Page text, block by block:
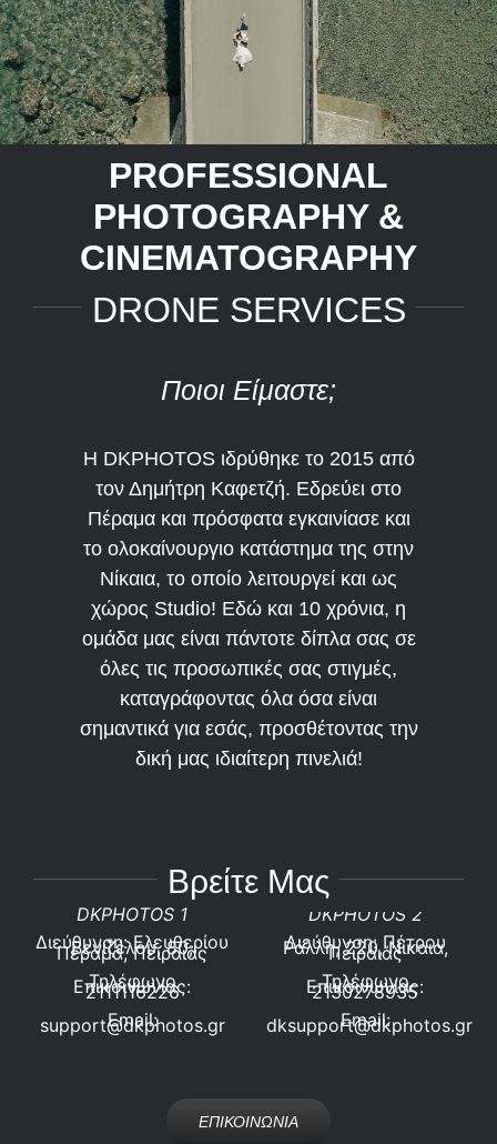
PROFESSIONAL
PHOTOGRAPHY &
CINEMATOGRAPHY
DRONE SERVICES
Ποιοι Είμαστε;
Η DKPHOTOS ιδρύθηκε το 2015 από
τον Δημήτρη Καφετζή. Εδρεύει στο
Πέραμα και πρόσφατα εγκαινίασε και
το ολοκαίνουργιο κατάστημα της στην
Νίκαια, το οποίο λειτουργεί και ως
χώρος Studio! Εδώ και 10 χρόνια, η
ομάδα μας είναι πάντοτε δίπλα σας σε
όλες τις προσωπικές σας στιγμές,
καταγράφοντας όλα όσα είναι
σημαντικά για εσάς, προσθέτοντας την
δική μας ιδιαίτερη πινελιά!
Βρείτε Μας
DKPHOTOS 1
Διεύθυνση: Ελευθερίου
Βενιζέλου, 80,
Πέραμα, Πειραιάς
Τηλέφωνο
Επικοινωνίας:
2111116226
Email:
support@dkphotos.gr
DKPHOTOS 2
Διεύθυνση: Πέτρου
Ράλλη, 220, Νίκαια,
Πειραιάς
Τηλέφωνο
Επικοινωνίας:
2130278935
Email:
dksupport@dkphotos.gr
ΕΠΙΚΟΙΝΩΝΙΑ